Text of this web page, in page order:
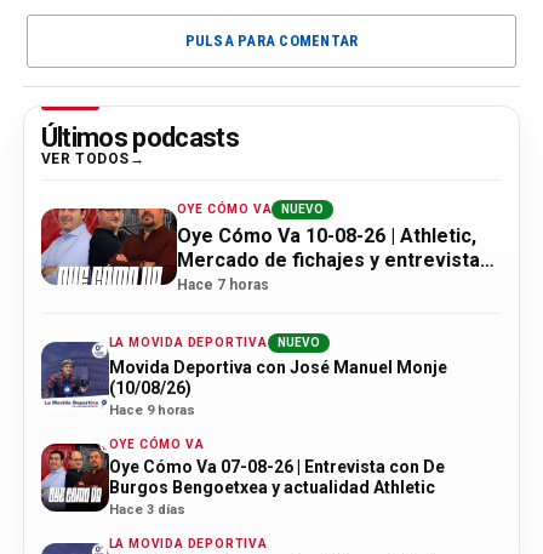
PULSA PARA COMENTAR
Últimos podcasts
VER TODOS
OYE CÓMO VA NUEVO
Oye Cómo Va 10-08-26 | Athletic,
Mercado de fichajes y entrevista
con Eneko Lambea
Hace 7 horas
LA MOVIDA DEPORTIVA NUEVO
Movida Deportiva con José Manuel Monje
(10/08/26)
Hace 9 horas
OYE CÓMO VA
Oye Cómo Va 07-08-26 | Entrevista con De
Burgos Bengoetxea y actualidad Athletic
Hace 3 días
LA MOVIDA DEPORTIVA